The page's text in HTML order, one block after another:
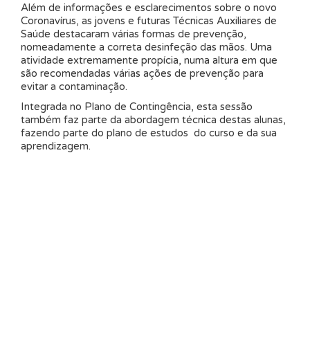
Além de informações e esclarecimentos sobre o novo
Coronavírus, as jovens e futuras Técnicas Auxiliares de
Saúde destacaram várias formas de prevenção,
nomeadamente a correta desinfeção das mãos. Uma
atividade extremamente propícia, numa altura em que
são recomendadas várias ações de prevenção para
evitar a contaminação.
Integrada no Plano de Contingência, esta sessão
também faz parte da abordagem técnica destas alunas,
fazendo parte do plano de estudos do curso e da sua
aprendizagem.